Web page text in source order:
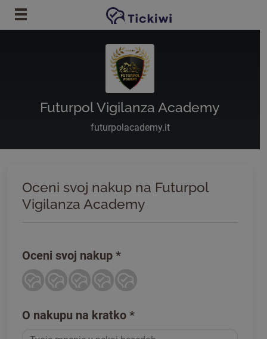
Preskoči na glavno vsebino
Futurpol Vigilanza Academy
futurpolacademy.it
Oceni svoj nakup na Futurpol
Vigilanza Academy
Oceni svoj nakup *
O nakupu na kratko *